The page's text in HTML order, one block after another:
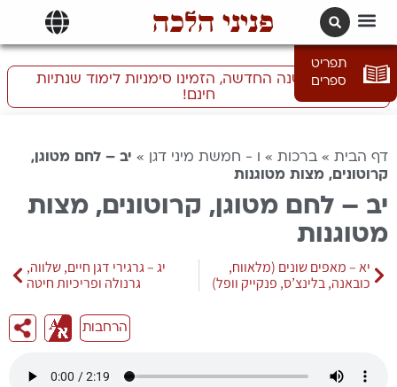
פניני הלכה
תפריט
ספרים
התכוננו לשנה החדשה, הזמינו סימניות לימוד שנתיות
חינם!
דף הבית » ברכות » ו - חמשת מיני דגן » יב – לחם מטוגן,
קרוטונים, מצות מטוגנות
יב – לחם מטוגן, קרוטונים, מצות
מטוגנות
יא – מאפים שונים (מלאווח,
כובאנה, בלינצ’ס, פנקייק וופל)
יג – גרגירי דגן חיים, שלווה,
גרנולה ופריכיות חיטה
הרחבות